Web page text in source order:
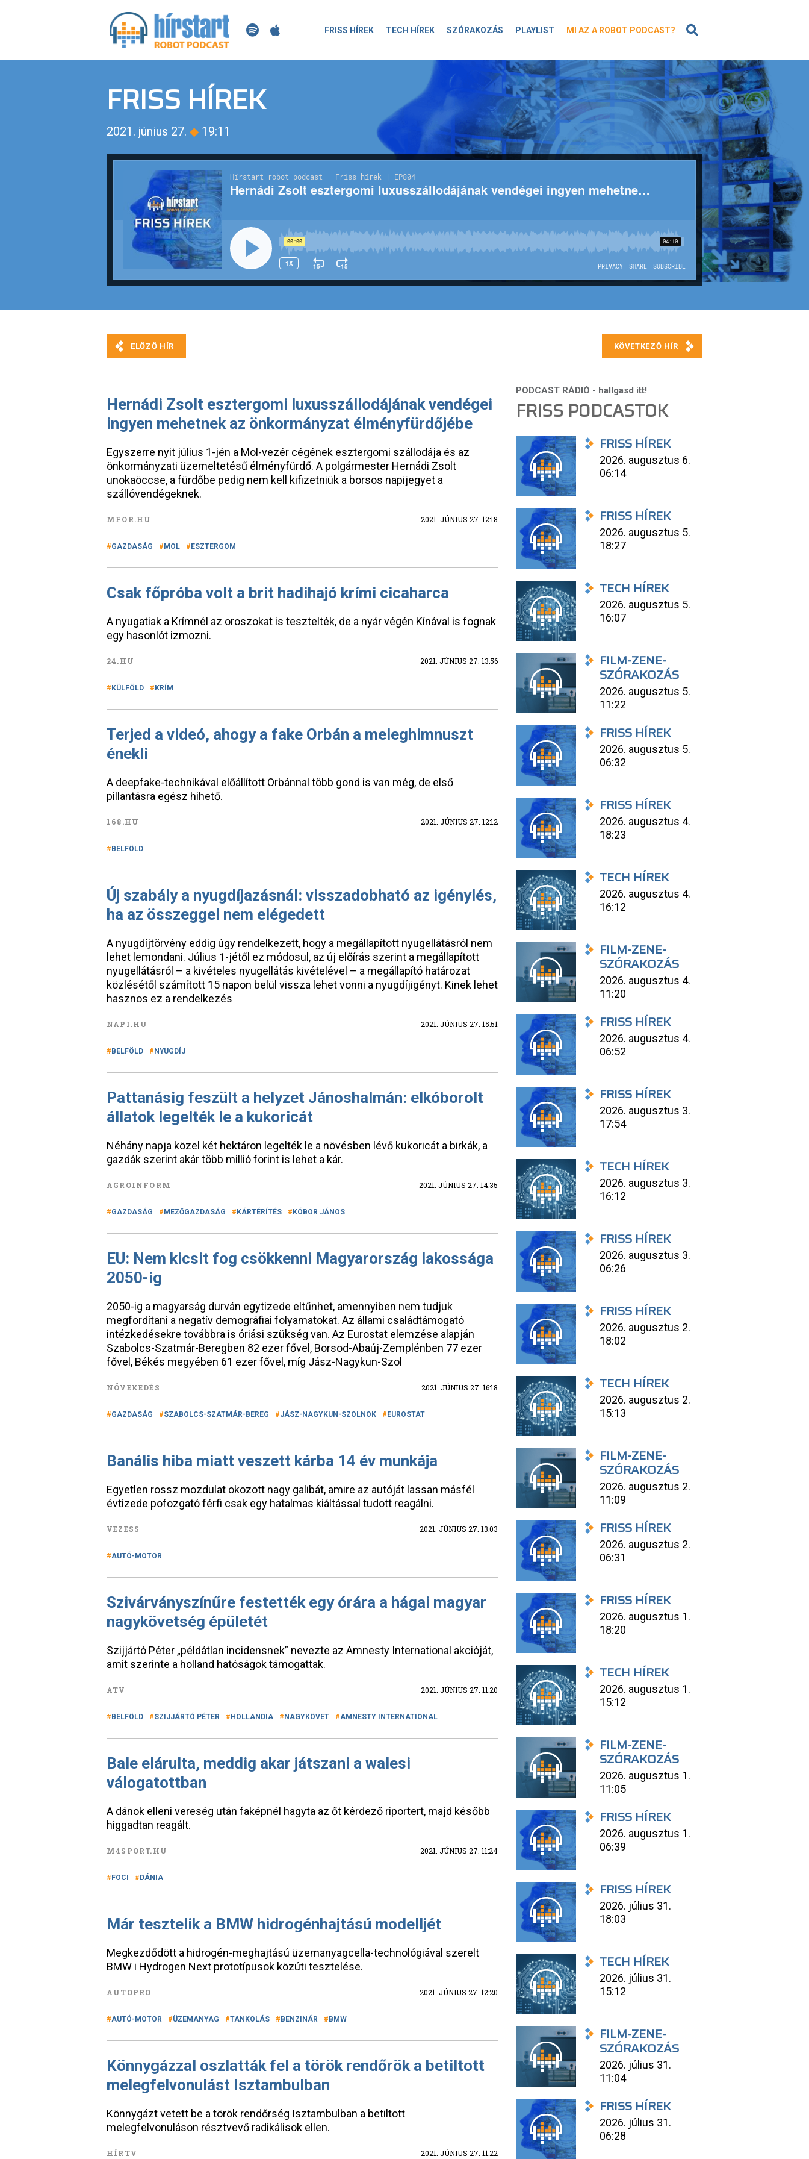
FRISS HÍREK TECH HÍREK SZÓRAKOZÁS PLAYLIST MI AZ A ROBOT PODCAST?
FRISS HÍREK
2021. június 27. ◆ 19:11
Hernádi Zsolt esztergomi luxusszállodájának vendégei
ingyen mehetnek az önkormányzat élményfürdőjébe
Egyszerre nyit július 1-jén a Mol-vezér cégének esztergomi szállodája és az
önkormányzati üzemeltetésű élményfürdő. A polgármester Hernádi Zsolt
unokaöccse, a fürdőbe pedig nem kell kifizetniük a borsos napijegyet a
szállóvendégeknek.
MFOR.HU 2021. JÚNIUS 27. 12:18
GAZDASÁG MOL ESZTERGOM
Csak főpróba volt a brit hadihajó krími cicaharca
A nyugatiak a Krímnél az oroszokat is tesztelték, de a nyár végén Kínával is fognak
egy hasonlót izmozni.
24.HU 2021. JÚNIUS 27. 13:56
KÜLFÖLD KRÍM
Terjed a videó, ahogy a fake Orbán a meleghimnuszt
énekli
A deepfake-technikával előállított Orbánnal több gond is van még, de első
pillantásra egész hihető.
168.HU 2021. JÚNIUS 27. 12:12
BELFÖLD
Új szabály a nyugdíjazásnál: visszadobható az igénylés,
ha az összeggel nem elégedett
A nyugdíjtörvény eddig úgy rendelkezett, hogy a megállapított nyugellátásról nem
lehet lemondani. Július 1-jétől ez módosul, az új előírás szerint a megállapított
nyugellátásról – a kivételes nyugellátás kivételével – a megállapító határozat
közlésétől számított 15 napon belül vissza lehet vonni a nyugdíjigényt. Kinek lehet
hasznos ez a rendelkezés
NAPI.HU 2021. JÚNIUS 27. 15:51
BELFÖLD NYUGDÍJ
Pattanásig feszült a helyzet Jánoshalmán: elkóborolt
állatok legelték le a kukoricát
Néhány napja közel két hektáron legelték le a növésben lévő kukoricát a birkák, a
gazdák szerint akár több millió forint is lehet a kár.
AGROINFORM 2021. JÚNIUS 27. 14:35
GAZDASÁG MEZŐGAZDASÁG KÁRTÉRÍTÉS KÓBOR JÁNOS
EU: Nem kicsit fog csökkenni Magyarország lakossága
2050-ig
2050-ig a magyarság durván egytizede eltűnhet, amennyiben nem tudjuk
megfordítani a negatív demográfiai folyamatokat. Az állami családtámogató
intézkedésekre továbbra is óriási szükség van. Az Eurostat elemzése alapján
Szabolcs-Szatmár-Beregben 82 ezer fővel, Borsod-Abaúj-Zemplénben 77 ezer
fővel, Békés megyében 61 ezer fővel, míg Jász-Nagykun-Szol
NÖVEKEDÉS 2021. JÚNIUS 27. 16:18
GAZDASÁG SZABOLCS-SZATMÁR-BEREG JÁSZ-NAGYKUN-SZOLNOK EUROSTAT
Banális hiba miatt veszett kárba 14 év munkája
Egyetlen rossz mozdulat okozott nagy galibát, amire az autóját lassan másfél
évtizede pofozgató férfi csak egy hatalmas kiáltással tudott reagálni.
VEZESS 2021. JÚNIUS 27. 13:03
AUTÓ-MOTOR
Szivárványszínűre festették egy órára a hágai magyar
nagykövetség épületét
Szijjártó Péter „példátlan incidensnek” nevezte az Amnesty International akcióját,
amit szerinte a holland hatóságok támogattak.
ATV 2021. JÚNIUS 27. 11:20
BELFÖLD SZIJJÁRTÓ PÉTER HOLLANDIA NAGYKÖVET AMNESTY INTERNATIONAL
Bale elárulta, meddig akar játszani a walesi
válogatottban
A dánok elleni vereség után faképnél hagyta az őt kérdező riportert, majd később
higgadtan reagált.
M4SPORT.HU 2021. JÚNIUS 27. 11:24
FOCI DÁNIA
Már tesztelik a BMW hidrogénhajtású modelljét
Megkezdődött a hidrogén-meghajtású üzemanyagcella-technológiával szerelt
BMW i Hydrogen Next prototípusok közúti tesztelése.
AUTOPRO 2021. JÚNIUS 27. 12:20
AUTÓ-MOTOR ÜZEMANYAG TANKOLÁS BENZINÁR BMW
Könnygázzal oszlatták fel a török rendőrök a betiltott
melegfelvonulást Isztambulban
Könnygázt vetett be a török rendőrség Isztambulban a betiltott
melegfelvonuláson résztvevő radikálisok ellen.
HÍRTV 2021. JÚNIUS 27. 11:22
FRISS PODCASTOK
FRISS HÍREK
2026. augusztus 6.
06:14
FRISS HÍREK
2026. augusztus 5.
18:27
TECH HÍREK
2026. augusztus 5.
16:07
FILM-ZENE-
SZÓRAKOZÁS
2026. augusztus 5.
11:22
FRISS HÍREK
2026. augusztus 5.
06:32
FRISS HÍREK
2026. augusztus 4.
18:23
TECH HÍREK
2026. augusztus 4.
16:12
FILM-ZENE-
SZÓRAKOZÁS
2026. augusztus 4.
11:20
FRISS HÍREK
2026. augusztus 4.
06:52
FRISS HÍREK
2026. augusztus 3.
17:54
TECH HÍREK
2026. augusztus 3.
16:12
FRISS HÍREK
2026. augusztus 3.
06:26
FRISS HÍREK
2026. augusztus 2.
18:02
TECH HÍREK
2026. augusztus 2.
15:13
FILM-ZENE-
SZÓRAKOZÁS
2026. augusztus 2.
11:09
FRISS HÍREK
2026. augusztus 2.
06:31
FRISS HÍREK
2026. augusztus 1.
18:20
TECH HÍREK
2026. augusztus 1.
15:12
FILM-ZENE-
SZÓRAKOZÁS
2026. augusztus 1.
11:05
FRISS HÍREK
2026. augusztus 1.
06:39
FRISS HÍREK
2026. július 31.
18:03
TECH HÍREK
2026. július 31.
15:12
FILM-ZENE-
SZÓRAKOZÁS
2026. július 31.
11:04
FRISS HÍREK
2026. július 31.
06:28